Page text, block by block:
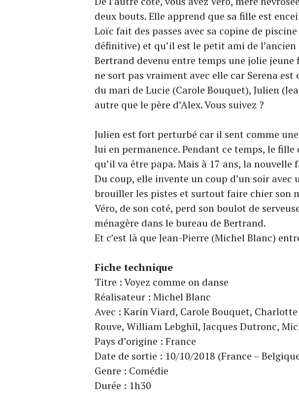
deux bouts. Elle apprend que sa fille est
Loïc fait des passes avec sa copine de
définitive) et qu’il est le petit ami de
Bertrand devenu entre temps une jolie jeune
ne sort pas vraiment avec elle car Serena
du mari de Lucie (Carole Bouquet), Julien
autre que le père d’Alex. Vous suivez ?
Julien est fort perturbé car il sent comme
lui en permanence. Pendant ce temps, le fille
qu’il va être papa. Mais à 17 ans, la nouvelle
Du coup, elle invente un coup d’un soir
brouiller les pistes et surtout faire chier son
Véro, de son coté, perd son boulot de
ménagère dans le bureau de Bertrand.
Et c’est là que Jean-Pierre (Michel Blanc)
Fiche technique
Titre : Voyez comme on danse
Réalisateur : Michel Blanc
Avec : Karin Viard, Carole Bouquet,
Rouve, William Lebghil, Jacques Dutronc,
Pays d’origine : France
Date de sortie : 10/10/2018 (France –
Genre : Comédie
Durée : 1h30